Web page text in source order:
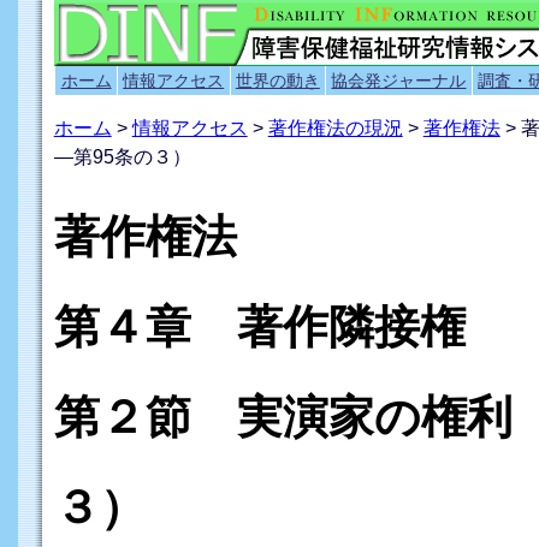
ホーム 情報アクセス 世界の動き 協会発ジャーナル 調査・
ホーム >情報アクセス > 著作権法の現況 > 著作権法>
―第95条の３）
著作権法
第４章 著作隣接権
第２節 実演家の権利
３）